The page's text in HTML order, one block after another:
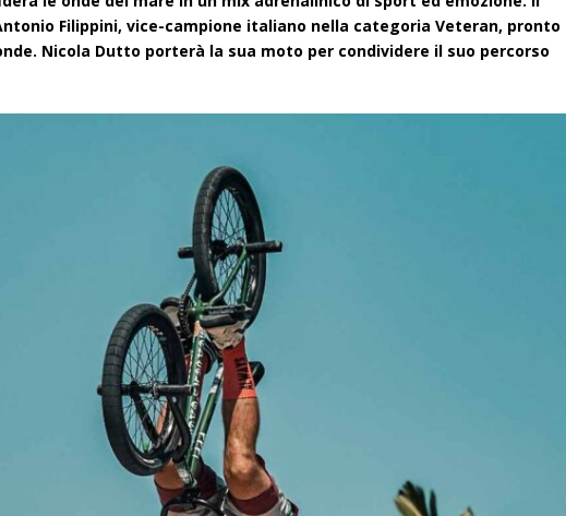
Filippini, vice-campione italiano nella categoria Veteran, pronto
Nicola Dutto porterà la sua moto per condividere il suo percorso